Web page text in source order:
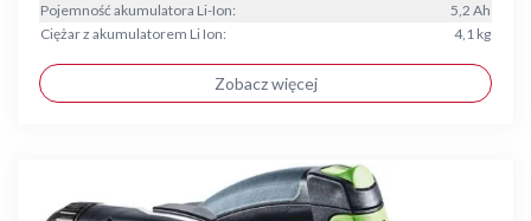
Pojemność akumulatora Li-Ion:
5,2 Ah
Ciężar z akumulatorem Li Ion:
4,1 kg
Zobacz więcej